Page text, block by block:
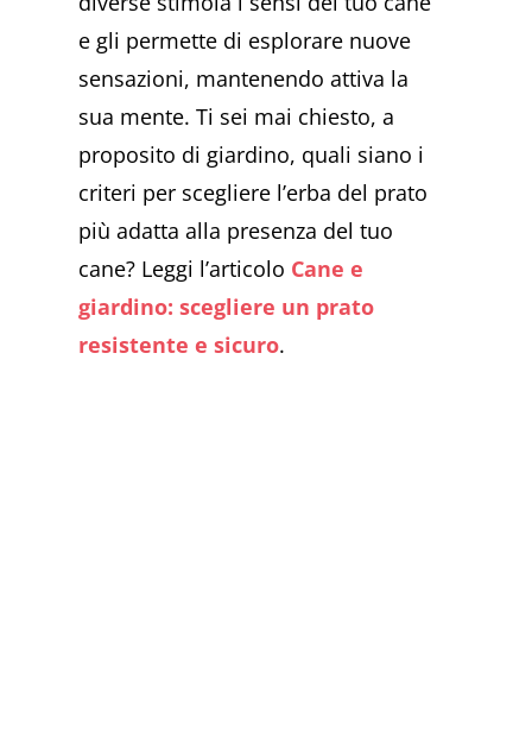
e gli permette di esplorare nuove
sensazioni, mantenendo attiva la
sua mente. Ti sei mai chiesto, a
proposito di giardino, quali siano i
criteri per scegliere l’erba del prato
più adatta alla presenza del tuo
cane? Leggi l’articolo Cane e
giardino: scegliere un prato
resistente e sicuro.